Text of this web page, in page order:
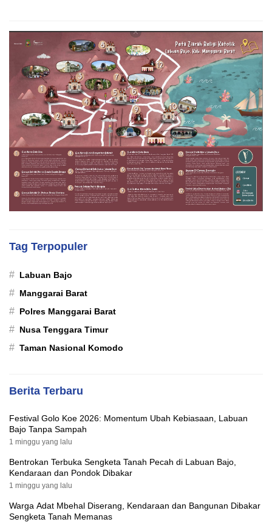
Tag Terpopuler
# Labuan Bajo
# Manggarai Barat
# Polres Manggarai Barat
# Nusa Tenggara Timur
# Taman Nasional Komodo
Berita Terbaru
Festival Golo Koe 2026: Momentum Ubah Kebiasaan, Labuan
Bajo Tanpa Sampah
1 minggu yang lalu
Bentrokan Terbuka Sengketa Tanah Pecah di Labuan Bajo,
Kendaraan dan Pondok Dibakar
1 minggu yang lalu
Warga Adat Mbehal Diserang, Kendaraan dan Bangunan Dibakar
Sengketa Tanah Memanas